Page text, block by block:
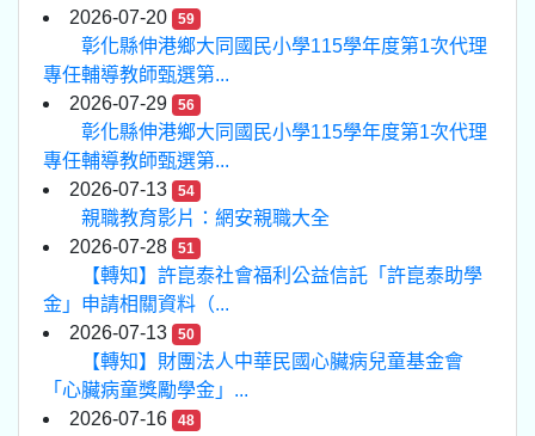
2026-07-20
59
彰化縣伸港鄉大同國民小學115學年度第1次代理
專任輔導教師甄選第...
2026-07-29
56
彰化縣伸港鄉大同國民小學115學年度第1次代理
專任輔導教師甄選第...
2026-07-13
54
親職教育影片：網安親職大全
2026-07-28
51
【轉知】許崑泰社會福利公益信託「許崑泰助學
金」申請相關資料（...
2026-07-13
50
【轉知】財團法人中華民國心臟病兒童基金會
「心臟病童獎勵學金」...
2026-07-16
48